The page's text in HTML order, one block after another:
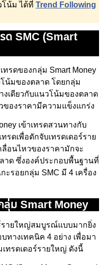
น้ม ได้ที่ Trend Following
ด SMC (Smart
รดของกลุ่ม Smart Money
น้มของตลาด โดยกลุ่ม
งเดียวกับแนวโน้มของตลาด
ของราคามีความแข็งแกร่ง
เข้าเทรดสวนทางกับ
รดเพื่อดักจับเทรดเดอร์ราย
อนไหวของราคามักจะ
าด ซึ่งองค์ประกอบพื้นฐานที่
ะรอยกลุ่ม SMC มี 4 เครื่อง
ลุ่ม Smart Money
รายใหญ่สมบูรณ์แบบมากยิ่ง
ทางเทคนิค 4 อย่าง เพื่อมา
ทรดเดอร์รายใหญ่ ดังนี้